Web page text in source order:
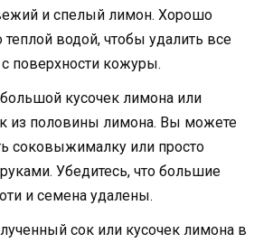
и спелый лимон. Хорошо
водой, чтобы удалить все
с поверхности кожуры.
кусочек лимона или
из половины лимона. Вы можете
соковыжималку или просто
Убедитесь, что большие
и семена удалены.
сок или кусочек лимона в